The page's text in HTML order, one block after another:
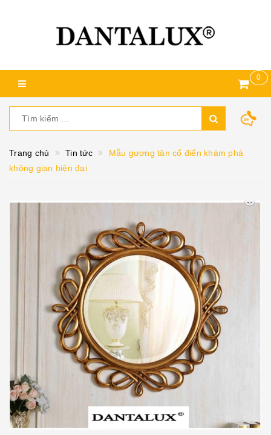
0
Trang chủ Tin tức
Mẫu gương tân cổ điển khám phá
không gian hiện đại